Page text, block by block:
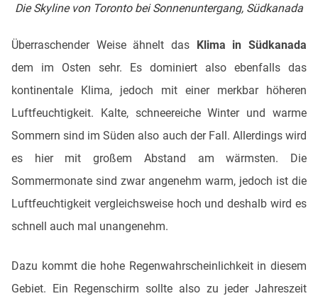
Die Skyline von Toronto bei Sonnenuntergang, Südkanada
Überraschender Weise ähnelt das Klima in Südkanada
dem im Osten sehr. Es dominiert also ebenfalls das
kontinentale Klima, jedoch mit einer merkbar höheren
Luftfeuchtigkeit. Kalte, schneereiche Winter und warme
Sommern sind im Süden also auch der Fall. Allerdings wird
es hier mit großem Abstand am wärmsten. Die
Sommermonate sind zwar angenehm warm, jedoch ist die
Luftfeuchtigkeit vergleichsweise hoch und deshalb wird es
schnell auch mal unangenehm.
Dazu kommt die hohe Regenwahrscheinlichkeit in diesem
Gebiet. Ein Regenschirm sollte also zu jeder Jahreszeit